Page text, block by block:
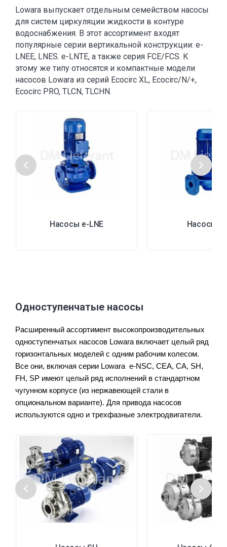
Lowara выпускает отдельным семейством насосы
для систем циркуляции жидкости в контуре
водоснабжения. В этот ассортимент входят
популярные серии вертикальной конструкции: e-
LNEE, LNES. e-LNTE, а также серия FCE/FCS. К
этому же типу относятся и компактные модели
насосов Lowara из серий Ecocirc XL, Ecocirc/N/+,
Ecocirc PRO, TLCN, TLCHN.
Насосы e-LNE Насосы
Одноступенчатые насосы
Расширенный ассортимент высокопроизводительных
одноступенчатых насосов Lowara включает целый ряд
горизонтальных моделей с одним рабочим колесом.
Все они, включая серии Lowara  e-NSC, CEA, CA, SH,
FH, SP имеют целый ряд исполнений в стандартном
чугунном корпусе (из нержавеющей стали в
опциональном варианте). Для привода насосов
используются одно и трехфазные электродвигатели.